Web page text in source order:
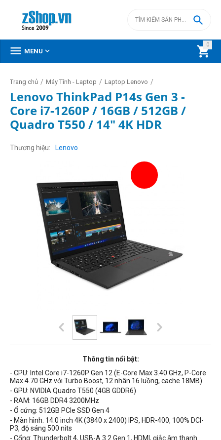
0


 MENU 
Trang chủ / Máy Tính - Laptop / Laptop Lenovo /
Lenovo ThinkPad P14s Gen 3 -
Core i7-1260P / 16GB / 512GB /
Quadro T550 / 14" 4K HDR
Thương hiệu Lenovo
Thông tin nổi bật:
- CPU: Intel Core i7-1260P Gen 12 (E-Core Max 3.40 GHz, P-Core
Max 4.70 GHz với Turbo Boost, 12 nhân 16 luồng, cache 18MB)
- GPU: NVIDIA Quadro T550 (4GB GDDR6)
- RAM: 16GB DDR4 3200MHz
- Ổ cứng: 512GB PCIe SSD Gen 4
- Màn hình: 14.0 inch 4K (3840 x 2400) IPS, HDR-400, 100% DCI-
P3, độ sáng 500 nits
- Cổng: Thunderbolt 4, USB-A 3.2 Gen 1, HDMI, giắc âm thanh